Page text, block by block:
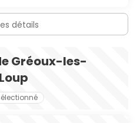
détails
Gréoux-les-